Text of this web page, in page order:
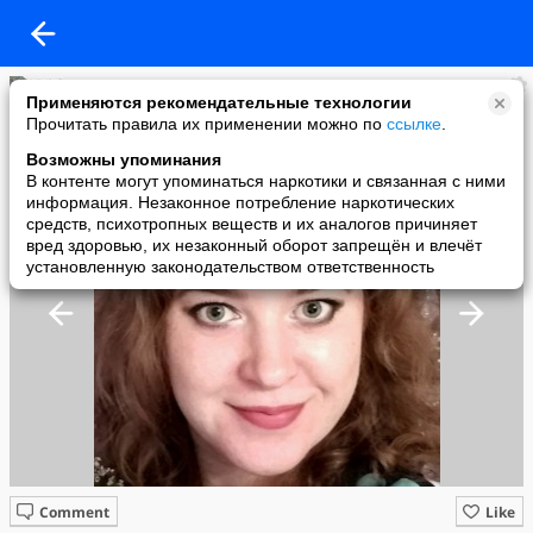
Применяются рекомендательные технологии
Прочитать правила их применении можно по ссылке
Возможны упоминания
В контенте могут упоминаться наркотики и связанная с ними
информация. Незаконное потребление наркотических
средств, психотропных веществ и их аналогов причиняет
вред здоровью, их незаконный оборот запрещён и влечёт
установленную законодательством ответственность
Марина
added a photo
10 Aug в 23:57
Like
Comment